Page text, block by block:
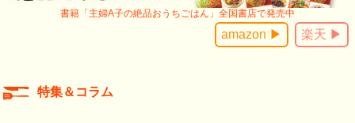
書籍「主婦A子の絶品おうちごはん」全国書店で発売中
楽天 ▶
amazon ▶
特集＆コラム